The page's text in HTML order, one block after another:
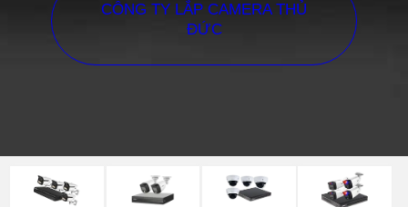
CÔNG TY LẮP CAMERA THỦ
ĐỨC